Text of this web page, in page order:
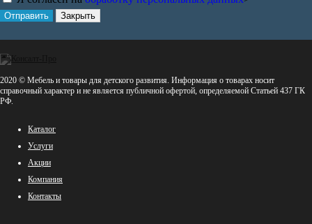
Отправить Закрыть
2020 © Мебель и товары для детского развития. Информация о товарах носит
справочный характер и не является публичной офертой, определяемой Статьей 437 ГК
РФ.
Каталог
Услуги
Акции
Компания
Контакты